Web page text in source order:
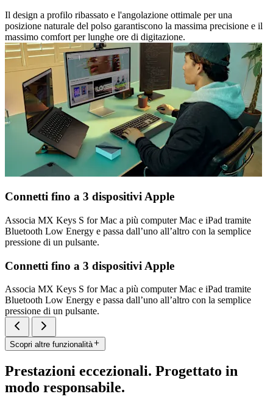
Il design a profilo ribassato e l'angolazione ottimale per una
posizione naturale del polso garantiscono la massima precisione e il
massimo comfort per lunghe ore di digitazione.
Connetti fino a 3 dispositivi Apple
Associa MX Keys S for Mac a più computer Mac e iPad tramite
Bluetooth Low Energy e passa dall’uno all’altro con la semplice
pressione di un pulsante.
Connetti fino a 3 dispositivi Apple
Associa MX Keys S for Mac a più computer Mac e iPad tramite
Bluetooth Low Energy e passa dall’uno all’altro con la semplice
pressione di un pulsante.
Scopri altre funzionalità
Prestazioni eccezionali. Progettato in
modo responsabile.